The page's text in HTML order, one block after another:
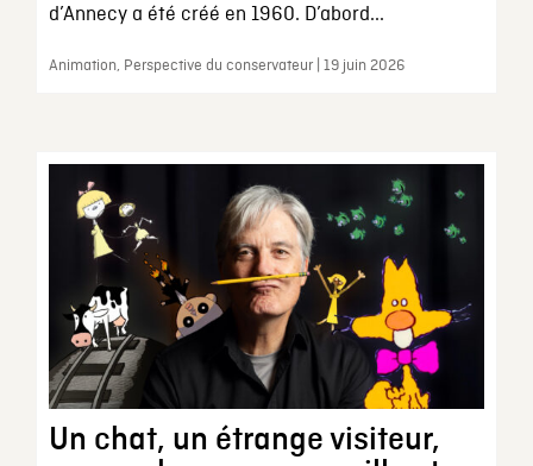
d’Annecy a été créé en 1960. D’abord...
Animation, Perspective du conservateur | 19 juin 2026
Un chat, un étrange visiteur,